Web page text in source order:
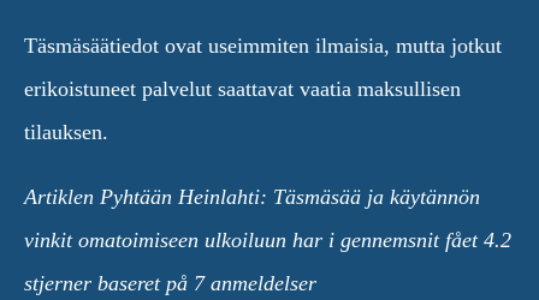
Täsmäsäätiedot ovat useimmiten ilmaisia, mutta jotkut
erikoistuneet palvelut saattavat vaatia maksullisen
tilauksen.
Artiklen Pyhtään Heinlahti: Täsmäsää ja käytännön
vinkit omatoimiseen ulkoiluun har i gennemsnit fået 4.2
stjerner baseret på 7anmeldelser